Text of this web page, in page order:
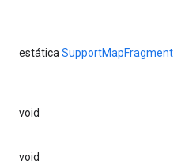
estática SupportMapFragment
void
void